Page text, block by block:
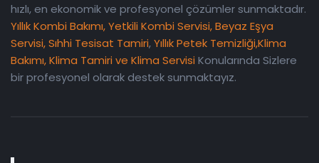
hızlı, en ekonomik ve profesyonel çözümler sunmaktadır.
Yıllık Kombi Bakımı,Yetkili Kombi Servisi,Beyaz Eşya
Servisi,Sıhhi Tesisat Tamiri,Yıllık Petek Temizliği,Klima
Bakımı, Klima Tamiri ve Klima Servisi Konularında Sizlere
bir profesyonel olarak destek sunmaktayız.